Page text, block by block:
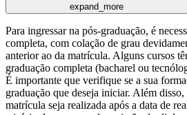
expand_more
Para ingressar na pós-graduação, é
completa, com colação de grau
anterior ao da matrícula. Alguns cursos
graduação completa (bacharel ou
É importante que verifique se a sua
graduação que deseja iniciar. Além
matrícula seja realizada após a data de